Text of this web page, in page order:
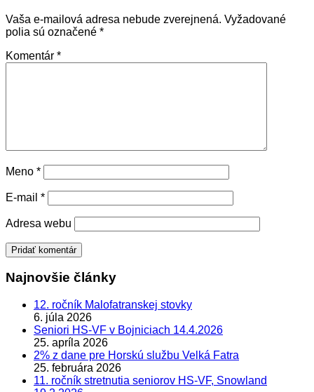
Vaša e-mailová adresa nebude zverejnená. Vyžadované
polia sú označené *
Komentár *
Meno *
E-mail *
Adresa webu
Najnovšie články
12. ročník Malofatranskej stovky
6. júla 2026
Seniori HS-VF v Bojniciach 14.4.2026
25. apríla 2026
2% z dane pre Horskú službu Velká Fatra
25. februára 2026
11. ročník stretnutia seniorov HS-VF, Snowland